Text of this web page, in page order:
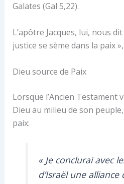
Galates (Gal 5,22).
L’apôtre Jacques, lui, nous
justice se sème dans la paix »,
Dieu source de Paix
Lorsque l’Ancien Testament
Dieu au milieu de son
paix:
« Je conclurai avec
d’Israël une